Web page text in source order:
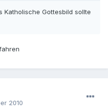
Katholische Gottesbild sollte
2010